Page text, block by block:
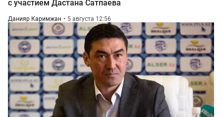
с участием Дастана Сатпаева
Данияр Каримжан 5 августа 12:56